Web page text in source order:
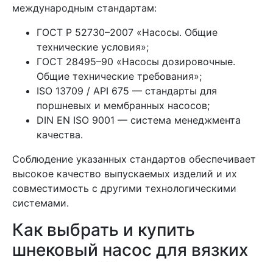
международным стандартам:
ГОСТ Р 52730–2007 «Насосы. Общие
технические условия»;
ГОСТ 28495–90 «Насосы дозировочные.
Общие технические требования»;
ISO 13709 / API 675 — стандарты для
поршневых и мембранных насосов;
DIN EN ISO 9001 — система менеджмента
качества.
Соблюдение указанных стандартов обеспечивает
высокое качество выпускаемых изделий и их
совместимость с другими технологическими
системами.
Как выбрать и купить
шнековый насос для вязких